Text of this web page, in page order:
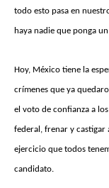
todo esto pasa en
haya nadie que ponga
Hoy, México tiene la
crímenes que ya
el voto de confianza a
federal, frenar y castigar
ejercicio que todos
candidato.